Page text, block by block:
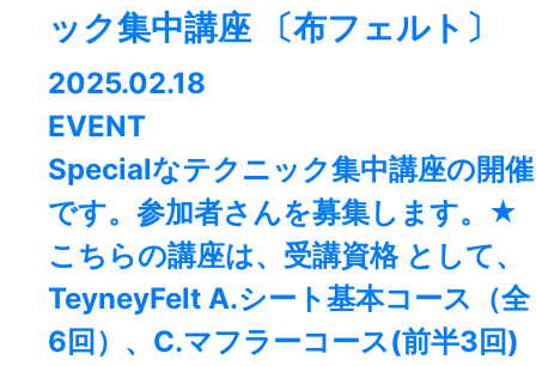
ック集中講座 〔布フェルト〕
2025.02.18
EVENT
Specialなテクニック集中講座の開催
です。参加者さんを募集します。★
こちらの講座は、受講資格 として、
TeyneyFelt A.シート基本コース（全
6回）、C.マフラーコース(前半3回)